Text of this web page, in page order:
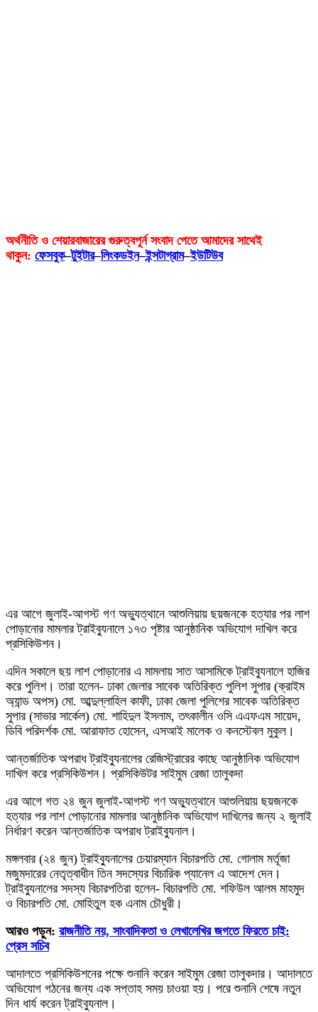
অর্থনীতি ও শেয়ারবাজারের গুরুত্বপূর্ন সংবাদ পেতে আমাদের সাথেই
থাকুন: ফেসবুক–টুইটার–লিংকডইন–ইন্সটাগ্রাম–ইউটিউব
এর আগে জুলাই-আগস্ট গণ অভ্যুত্থানে আশুলিয়ায় ছয়জনকে হত্যার পর লাশ
পোড়ানোর মামলার ট্রাইব্যুনালে ১৭৩ পৃষ্টার আনুষ্ঠানিক অভিযোগ দাখিল করে
প্রসিকিউশন।
এদিন সকালে ছয় লাশ পোড়ানোর এ মামলায় সাত আসামিকে ট্রাইব্যুনালে হাজির
করে পুলিশ। তারা হলেন- ঢাকা জেলার সাবেক অতিরিক্ত পুলিশ সুপার (ক্রাইম
অ্যান্ড অপস) মো. আব্দুল্লাহিল কাফী, ঢাকা জেলা পুলিশের সাবেক অতিরিক্ত
সুপার (সাভার সার্কেল) মো. শাহিদুল ইসলাম, তৎকালীন ওসি এএফএম সায়েদ,
ডিবি পরিদর্শক মো. আরাফাত হোসেন, এসআই মালেক ও কনস্টেবল মুকুল।
আন্তর্জাতিক অপরাধ ট্রাইব্যুনালের রেজিস্ট্রারের কাছে আনুষ্ঠানিক অভিযোগ
দাখিল করে প্রসিকিউশন। প্রসিকিউটর সাইমুম রেজা তালুকদা
এর আগে গত ২৪ জুন জুলাই-আগস্ট গণ অভ্যুত্থানে আশুলিয়ায় ছয়জনকে
হত্যার পর লাশ পোড়ানোর মামলার আনুষ্ঠানিক অভিযোগ দাখিলের জন্য ২ জুলাই
নির্ধারণ করেন আন্তর্জাতিক অপরাধ ট্রাইব্যুনাল।
মঙ্গলবার (২৪ জুন) ট্রাইব্যুনালের চেয়ারম্যান বিচারপতি মো. গোলাম মর্তূজা
মজুমদারের নেতৃত্বাধীন তিন সদস্যের বিচারিক প্যানেল এ আদেশ দেন।
ট্রাইব্যুনালের সদস্য বিচারপতিরা হলেন- বিচারপতি মো. শফিউল আলম মাহমুদ
ও বিচারপতি মো. মোহিতুল হক এনাম চৌধুরী।
আরও পড়ুন: রাজনীতি নয়, সাংবাদিকতা ও লেখালেখির জগতে ফিরতে চাই:
প্রেস সচিব
আদালতে প্রসিকিউশনের পক্ষে শুনানি করেন সাইমুম রেজা তালুকদার। আদালতে
অভিযোগ গঠনের জন্য এক সপ্তাহ সময় চাওয়া হয়। পরে শুনানি শেষে নতুন
দিন ধার্য করেন ট্রাইব্যুনাল।